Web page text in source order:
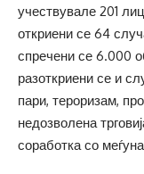
учествувале 201
откриени се 64
спречени се 6.000
разоткриени се и
пари, тероризам,
недозволена
соработка со